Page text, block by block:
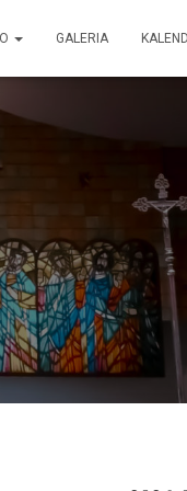
GALERIA